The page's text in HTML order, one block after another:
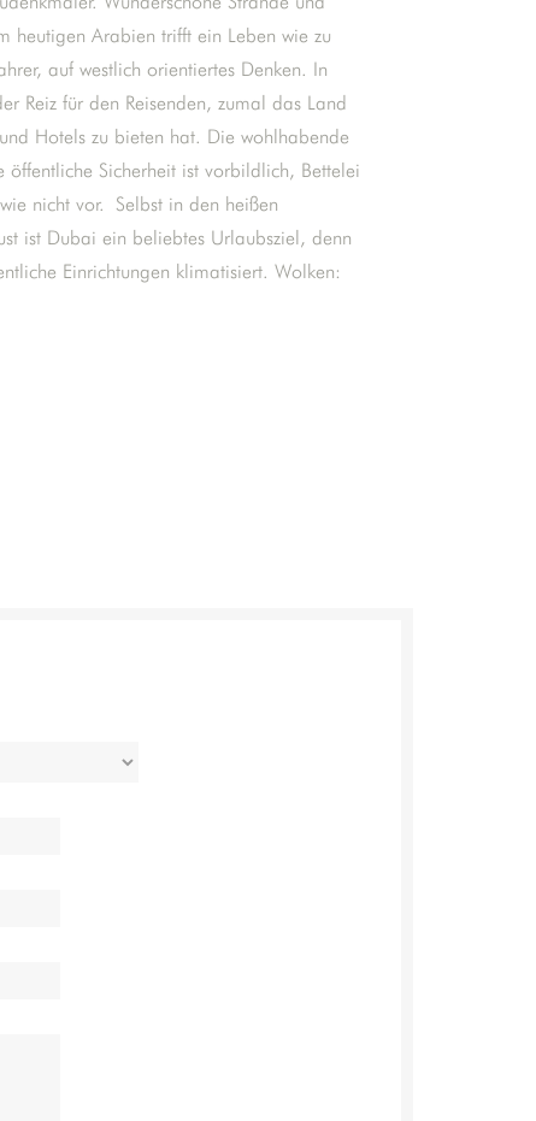
heutigen Arabien trifft ein Leben wie zu
auf westlich orientiertes Denken. In
Reiz für den Reisenden, zumal das Land
Hotels zu bieten hat. Die wohlhabende
Sicherheit ist vorbildlich, Bettelei
nicht vor. Selbst in den heißen
ist Dubai ein beliebtes Urlaubsziel, denn
Einrichtungen klimatisiert. Wolken: